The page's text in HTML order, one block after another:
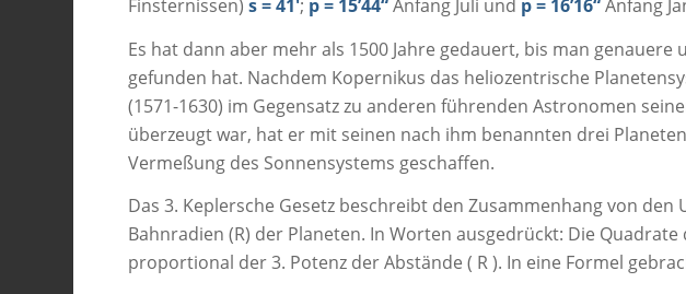
Finsternissen)s = 41′; p = 15’44“Anfang Juli und p = 16’16“Anfang
Es hat dann aber mehr als 1500 Jahre gedauert, bis man genauere
gefunden hat. Nachdem Kopernikus das heliozentrische
(1571-1630) im Gegensatz zu anderen führenden Astronomen
überzeugt war, hat er mit seinen nach ihm benannten drei
Vermeßung des Sonnensystems geschaffen.
Das 3. Keplersche Gesetz beschreibt den Zusammenhang von
Bahnradien (R) der Planeten. In Worten ausgedrückt: Die
proportional der 3. Potenz der Abstände ( R ). In eine Formel